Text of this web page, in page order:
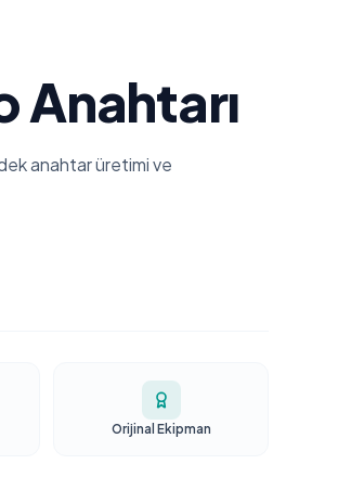
Anahtarı
anahtar üretimi ve
Orijinal Ekipman